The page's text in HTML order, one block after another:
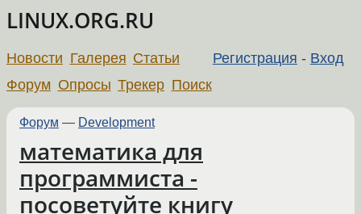
LINUX.ORG.RU
Регистрация - Вход
Новости Галерея Статьи
Форум Опросы Трекер Поиск
Форум — Development
математика для
программиста -
посоветуйте книгу